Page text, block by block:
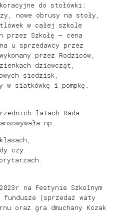
do stołówki:
nowe obrusy na stoły,
w całej szkole
przez Szkołę – cena
u sprzedawcy przez
przez Rodziców,
dziewcząt,
siedzisk,
w siatkówkę i pompkę.
latach Rada
np.
czy
na Festynie Szkolnym
(sprzedaż waty
oraz gra dmuchany Kozak